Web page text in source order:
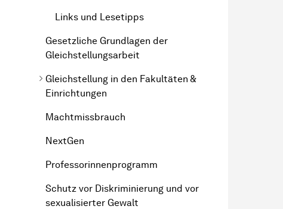
Links und Lesetipps
Gesetzliche Grundlagen der
Gleichstellungsarbeit
Gleichstellung in den Fakultäten &
Einrichtungen
Machtmissbrauch
NextGen
Professorinnenprogramm
Schutz vor Diskriminierung und vor
sexualisierter Gewalt